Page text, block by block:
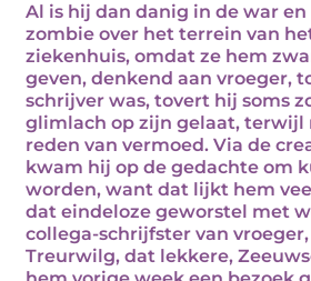
Al is hij dan danig in de war
zombie over het terrein van
ziekenhuis, omdat ze hem
geven, denkend aan vroeger,
schrijver was, tovert hij soms
glimlach op zijn gelaat, terwijl
reden van vermoed. Via de
kwam hij op de gedachte om
worden, want dat lijkt hem
dat eindeloze geworstel met
collega-schrijfster van vroeger,
Treurwilg, dat lekkere,